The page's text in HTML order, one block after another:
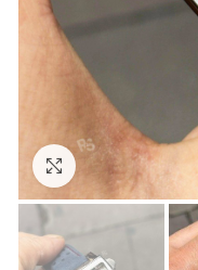
Görseli Büyütün